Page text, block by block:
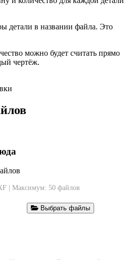
детали в названии файла. Это
можно будет считать прямо
чертёж.
| Максимум: 50 файлов
Выбрать файлы